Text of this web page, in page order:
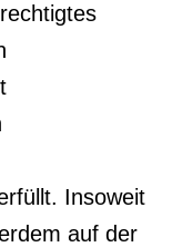
Insoweit
auf der